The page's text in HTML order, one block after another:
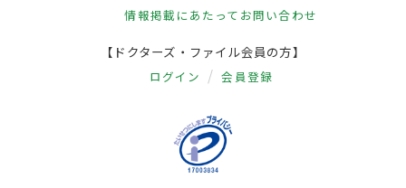
情報掲載にあたって お問い合わせ
【ドクターズ・ファイル会員の方】
ログイン 会員登録